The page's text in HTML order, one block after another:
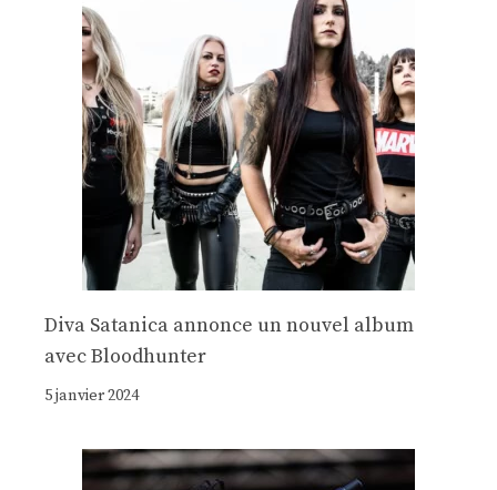
Diva Satanica annonce un nouvel album
avec Bloodhunter
5 janvier 2024